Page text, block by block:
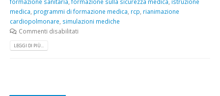
medica programmi di formazione medica rcp rianimazione
cardiopolmonare simulazioni mediche
Commenti disabilitati
LEGGI DI PIÙ...